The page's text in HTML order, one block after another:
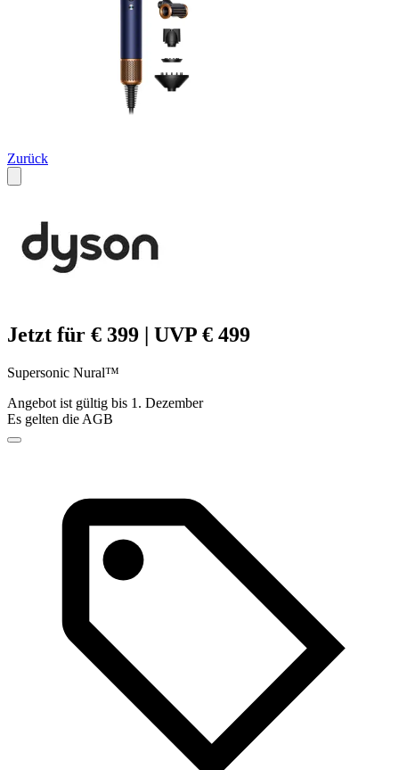
Zurück
Jetzt für € 399 | UVP € 499
Supersonic Nural™
Angebot ist gültig bis 1. Dezember
Es gelten die AGB